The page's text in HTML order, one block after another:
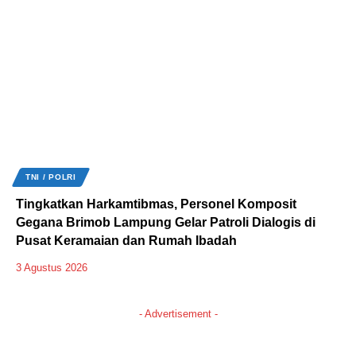
TNI / POLRI
Tingkatkan Harkamtibmas, Personel Komposit
Gegana Brimob Lampung Gelar Patroli Dialogis di
Pusat Keramaian dan Rumah Ibadah
3 Agustus 2026
- Advertisement -